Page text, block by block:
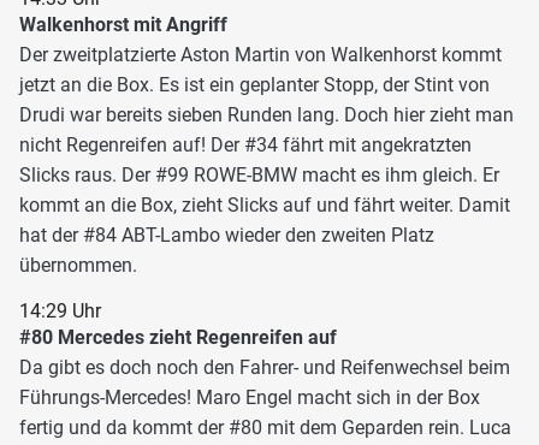
Walkenhorst mit Angriff
Der zweitplatzierte Aston Martin von Walkenhorst kommt
jetzt an die Box. Es ist ein geplanter Stopp, der Stint von
Drudi war bereits sieben Runden lang. Doch hier zieht man
nicht Regenreifen auf! Der #34 fährt mit angekratzten
Slicks raus. Der #99 ROWE-BMW macht es ihm gleich. Er
kommt an die Box, zieht Slicks auf und fährt weiter. Damit
hat der #84 ABT-Lambo wieder den zweiten Platz
übernommen.
14:29 Uhr
#80 Mercedes zieht Regenreifen auf
Da gibt es doch noch den Fahrer- und Reifenwechsel beim
Führungs-Mercedes! Maro Engel macht sich in der Box
fertig und da kommt der #80 mit dem Geparden rein. Luca